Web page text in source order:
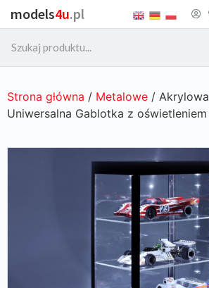
models4u.pl
Strona główna / Metalowe /
Uniwersalna Gablotka z oświetleniem